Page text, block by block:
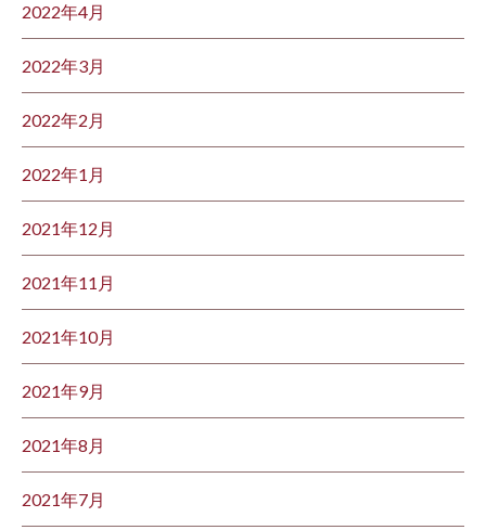
2022年4月
2022年3月
2022年2月
2022年1月
2021年12月
2021年11月
2021年10月
2021年9月
2021年8月
2021年7月